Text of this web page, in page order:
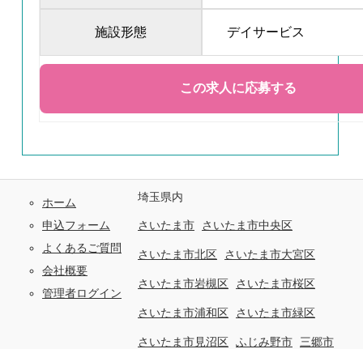
施設形態 デイサービス
ホーム
申込フォーム
よくあるご質問
会社概要
管理者ログイン
埼玉県内
さいたま市 さいたま市中央区
さいたま市北区 さいたま市大宮区
さいたま市岩槻区 さいたま市桜区
さいたま市浦和区 さいたま市緑区
さいたま市見沼区 ふじみ野市 三郷市